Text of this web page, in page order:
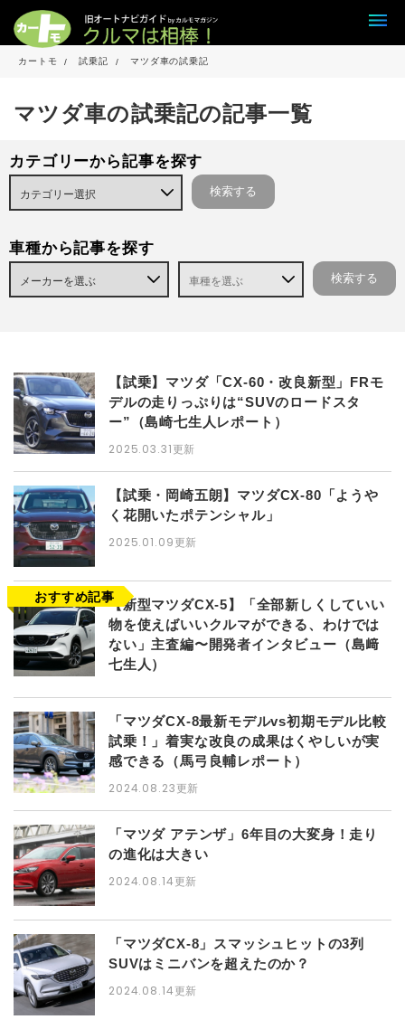
カートモ 試乗記 マツダ車の試乗記
マツダ車の試乗記の記事一覧
カテゴリーから記事を探す
車種から記事を探す
【試乗】マツダ「CX-60・改良新型」FRモ
デルの走りっぷりは“SUVのロードスタ
ー”（島崎七生人レポート）
2025.03.31更新
【試乗・岡崎五朗】マツダCX-80「ようや
く花開いたポテンシャル」
2025.01.09更新
【新型マツダCX-5】「全部新しくしていい
物を使えばいいクルマができる、わけでは
ない」主査編〜開発者インタビュー（島﨑
七生人）
「マツダCX-8最新モデルvs初期モデル比較
試乗！」着実な改良の成果はくやしいが実
感できる（馬弓良輔レポート）
2024.08.23更新
「マツダ アテンザ」6年目の大変身！走り
の進化は大きい
2024.08.14更新
「マツダCX-8」スマッシュヒットの3列
SUVはミニバンを超えたのか？
2024.08.14更新